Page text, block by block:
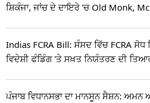
ਸ਼ਿਕੰਜਾ, ਜਾਂਚ ਦੇ ਦਾਇਰੇ 'ਚ Old Monk,
Indias FCRA Bill: ਸੰਸਦ ਵਿੱਚ FCRA ਸੋਧ
ਵਿਦੇਸ਼ੀ ਫੰਡਿੰਗ 'ਤੇ ਸਖ਼ਤ ਨਿਯੰਤਰਣ ਦੀ
ਪੰਜਾਬ ਵਿਧਾਨਸਭਾ ਦਾ ਮਾਨਸੂਨ ਸੈਸ਼ਨ: ਅਮਨ